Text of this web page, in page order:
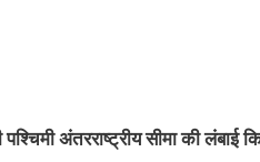
अंतरराष्ट्रीय सीमा की लंबाई